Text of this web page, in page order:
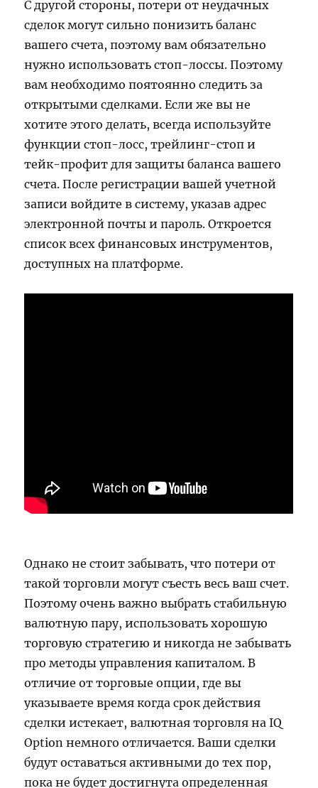
С другой стороны, потери от неудачных
сделок могут сильно понизить баланс
вашего счета, поэтому вам обязательно
нужно использовать стоп-лоссы. Поэтому
вам необходимо поятоянно следить за
открытыми сделками. Если же вы не
хотите этого делать, всегда используйте
функции стоп-лосс, трейлинг-стоп и
тейк-профит для защиты баланса вашего
счета. После регистрации вашей учетной
записи войдите в систему, указав адрес
электронной почты и пароль. Откроется
список всех финансовых инструментов,
доступных на платформе.
Однако не стоит забывать, что потери от
такой торговли могут съесть весь ваш счет.
Поэтому очень важно выбрать стабильную
валютную пару, использовать хорошую
торговую стратегию и никогда не забывать
про методы управления капиталом. В
отличие от торговые опции, где вы
указываете время когда срок действия
сделки истекает, валютная торговля на IQ
Option немного отличается. Ваши сделки
будут оставаться активными до тех пор,
пока не будет достигнута определенная